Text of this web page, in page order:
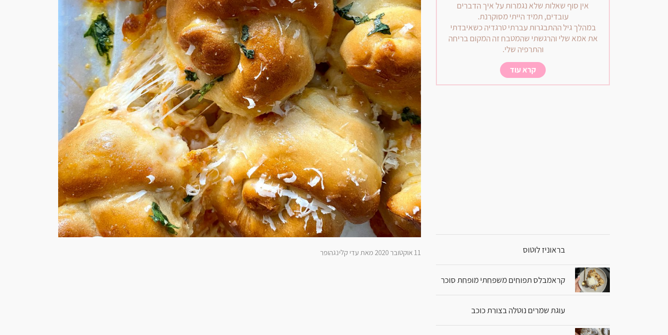
אין סוף שאלות שלא נגמרות על איך הדברים
עובדים, תמיד הייתי מסוקרנת.
במהלך גיל ההתבגרות עברתי טרגדיה כשאיבדתי
את אמא שלי והרגשתי שהמטבח זה המקום בריחה
והתרפיה שלי.
קרא עוד
בראוניז לוטוס
קראמבלס תפוחים משפחתי מופחת סוכר
עוגת שמרים נוטלה בצורת כוכב
11 אוקטובר 2020 מאת עדי קלינגהופר